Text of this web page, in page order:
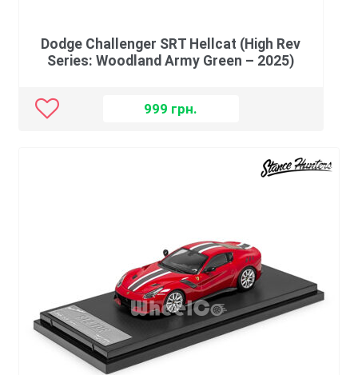
Dodge Challenger SRT Hellcat (High Rev
Series: Woodland Army Green – 2025)
999 грн.